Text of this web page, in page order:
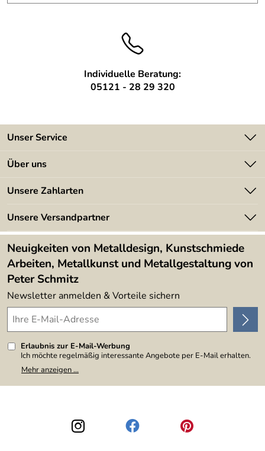
Individuelle Beratung:
05121 - 28 29 320
Unser Service
Kontakt
Kundeninformationen
Newsletter
Lieferbedingungen
Über uns
Angebote
Kundenbewertungen (394)
4,9/5
Unsere Zahlarten
Unsere Versandpartner
Neuigkeiten von Metalldesign, Kunstschmiede
Arbeiten, Metallkunst und Metallgestaltung von
Peter Schmitz
Newsletter anmelden & Vorteile sichern
Erlaubnis zur E-Mail-Werbung
Ich möchte regelmäßig interessante Angebote per E-Mail erhalten.
Meine E-Mail-Adresse wird nicht an andere Unternehmen
weitergegeben. Zu statistischen Zwecken wird in anonymer Form
den Link "Abmelden" am Ende des Newsletters anklicke. Die
Datenschutzerklärung
habe ich zur Kenntnis genommen.
Mehr anzeigen ...